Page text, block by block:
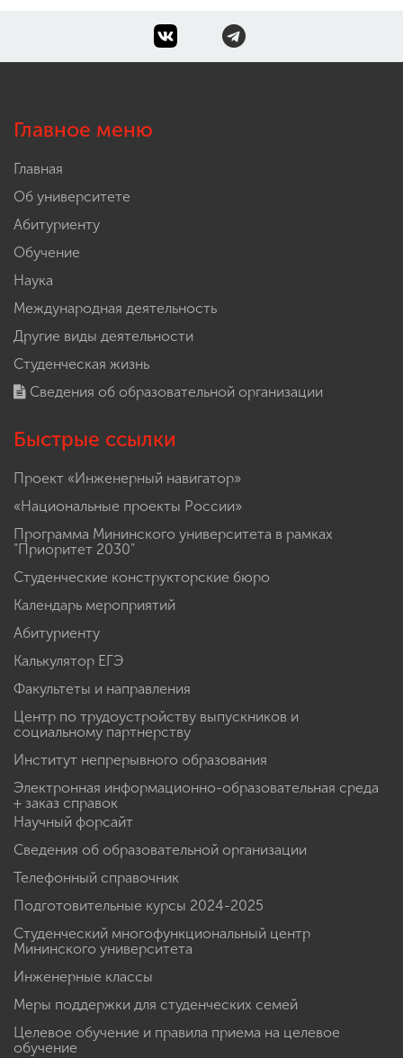
Главное меню
Главная
Об университете
Абитуриенту
Обучение
Наука
Международная деятельность
Другие виды деятельности
Студенческая жизнь
Сведения об образовательной организации
Быстрые ссылки
Проект «Инженерный навигатор»
«Национальные проекты России»
Программа Мининского университета в рамках
"Приоритет 2030"
Студенческие конструкторские бюро
Календарь мероприятий
Абитуриенту
Калькулятор ЕГЭ
Факультеты и направления
Центр по трудоустройству выпускников и
социальному партнерству
Институт непрерывного образования
Электронная информационно-образовательная среда
+ заказ справок
Научный форсайт
Сведения об образовательной организации
Телефонный справочник
Подготовительные курсы 2024-2025
Студенческий многофункциональный центр
Мининского университета
Инженерные классы
Меры поддержки для студенческих семей
Целевое обучение и правила приема на целевое
обучение